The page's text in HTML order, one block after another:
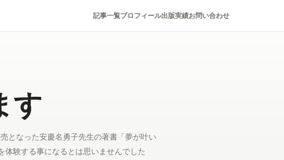
記事一覧プロフィール出版実績お問い合わせ
す
となった安慶名勇子先生の著書「夢が叶い
験する事になるとは思いませんでした